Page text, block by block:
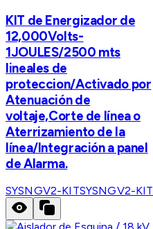
KIT de Energizador de
12,000Volts-
1JOULES/2500 mts
lineales de
proteccion/Activado por
Atenuación de
voltaje,Corte de línea o
Aterrizamiento de la
línea/Integración a panel
de Alarma.
SYSNGV2-KITSYSNGV2-KIT